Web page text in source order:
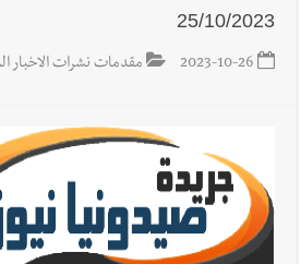
25/10/2023
2023-10-26 مقدمات نشرات الاخبار